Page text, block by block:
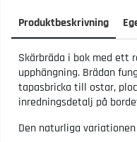
Produktbeskrivning
Skärbräda i bok med ett
upphängning. Brädan
tapasbricka till ostar,
inredningsdetalj på
Den naturliga